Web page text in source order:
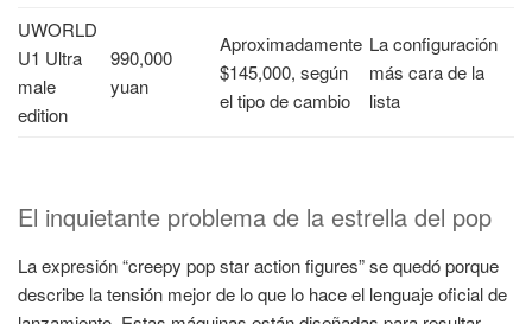
UWORLD
U1 Ultra
male
edition
990,000
yuan
Aproximadamente
$145,000, según
el tipo de cambio
La configuración
más cara de la
lista
El inquietante problema de la estrella del pop
La expresión “creepy pop star action figures” se quedó porque
describe la tensión mejor de lo que lo hace el lenguaje oficial de